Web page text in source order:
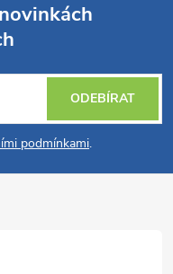
podmínkami.
ODEBÍRAT